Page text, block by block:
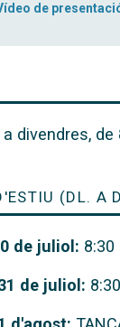
de
divendres, de
(DL. A
de juliol: 8:30
de juliol: